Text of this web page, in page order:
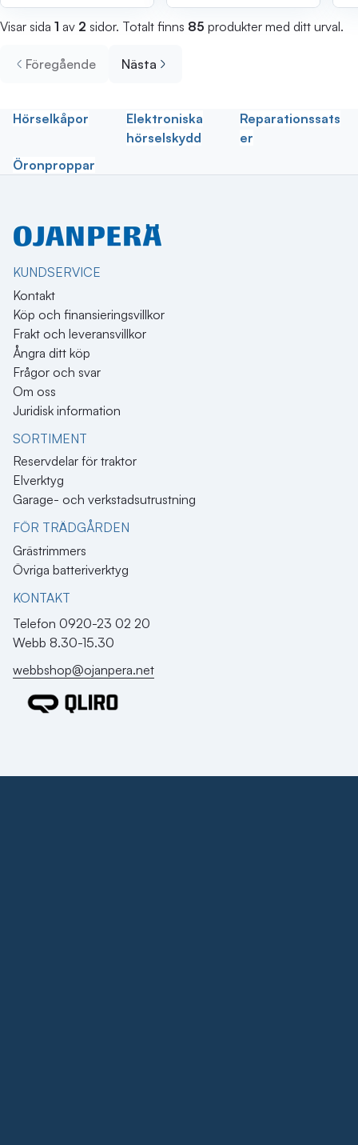
Visar sida 1 av 2 sidor. Totalt finns 85 produkter med ditt urval.
Föregående Nästa
Hörselkåpor
Elektroniska
hörselskydd
Reparationssats
er
Öronproppar
KUNDSERVICE
Kontakt
Köp och finansieringsvillkor
Frakt och leveransvillkor
Ångra ditt köp
Frågor och svar
Om oss
Juridisk information
SORTIMENT
Reservdelar för traktor
Elverktyg
Garage- och verkstadsutrustning
FÖR TRÄDGÅRDEN
Grästrimmers
Övriga batteriverktyg
KONTAKT​
Telefon 0920-23 02 20
Webb 8.30-15.30
webbshop@ojanpera.net